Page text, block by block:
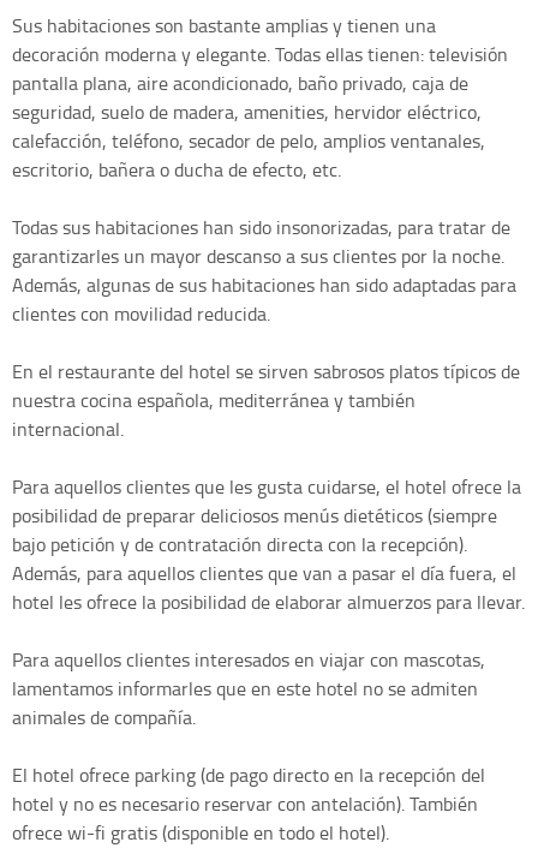
Sus habitaciones son bastante amplias y tienen una
decoración moderna y elegante. Todas ellas tienen: televisión
pantalla plana, aire acondicionado, baño privado, caja de
seguridad, suelo de madera, amenities, hervidor eléctrico,
calefacción, teléfono, secador de pelo, amplios ventanales,
escritorio, bañera o ducha de efecto, etc.
Todas sus habitaciones han sido insonorizadas, para tratar de
garantizarles un mayor descanso a sus clientes por la noche.
Además, algunas de sus habitaciones han sido adaptadas para
clientes con movilidad reducida.
En el restaurante del hotel se sirven sabrosos platos típicos de
nuestra cocina española, mediterránea y también
internacional.
Para aquellos clientes que les gusta cuidarse, el hotel ofrece la
posibilidad de preparar deliciosos menús dietéticos (siempre
bajo petición y de contratación directa con la recepción).
Además, para aquellos clientes que van a pasar el día fuera, el
hotel les ofrece la posibilidad de elaborar almuerzos para llevar.
Para aquellos clientes interesados en viajar con mascotas,
lamentamos informarles que en este hotel no se admiten
animales de compañía.
El hotel ofrece parking (de pago directo en la recepción del
hotel y no es necesario reservar con antelación). También
ofrece wi-fi gratis (disponible en todo el hotel).